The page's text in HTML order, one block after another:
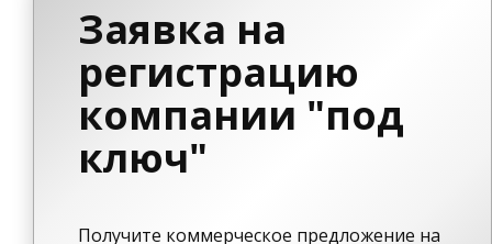
Заявка на
регистрацию
компании "под
ключ"
Получите коммерческое предложение на